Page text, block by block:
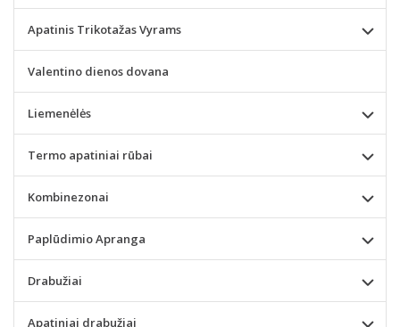
Apatinis Trikotažas Vyrams
Valentino dienos dovana
Liemenėlės
Termo apatiniai rūbai
Kombinezonai
Paplūdimio Apranga
Drabužiai
Apatiniai drabužiai